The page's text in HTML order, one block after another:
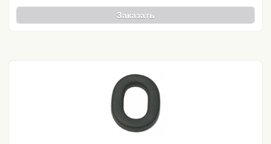
Заказать